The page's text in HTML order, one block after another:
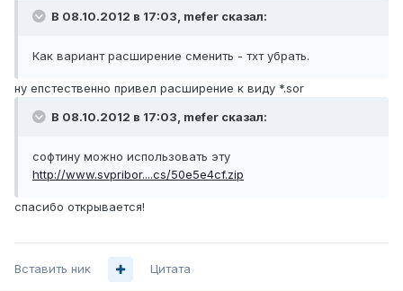
В 08.10.2012 в 17:03, mefer сказал:
Как вариант расширение сменить - тхт убрать.
ну епстественно привел расширение к виду *.sor
В 08.10.2012 в 17:03, mefer сказал:
софтину можно использовать эту
http://www.svpribor....cs/50e5e4cf.zip
спасибо открывается!
Вставить ник Цитата